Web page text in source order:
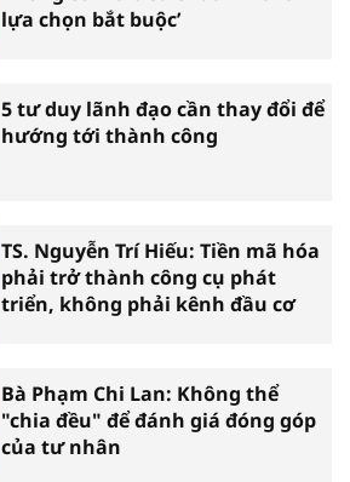
lựa chọn bắt buộc’
5 tư duy lãnh đạo cần thay đổi để
hướng tới thành công
TS. Nguyễn Trí Hiếu: Tiền mã hóa
phải trở thành công cụ phát
triển, không phải kênh đầu cơ
Bà Phạm Chi Lan: Không thể
"chia đều" để đánh giá đóng góp
của tư nhân